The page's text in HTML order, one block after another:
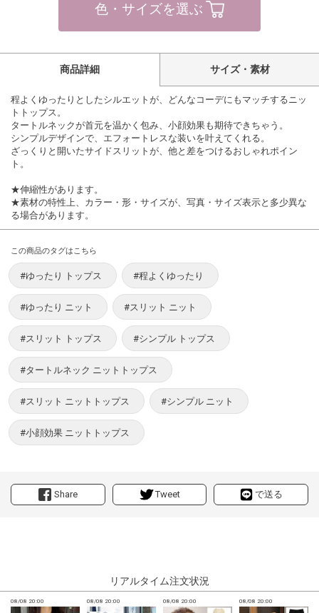
色・サイズを選ぶ
Share Tweet で送る
商品詳細 サイズ・素材
程よくゆったりとしたシルエットが、どんなコーデにもマッチするニッ
トトップス。
タートルネックが首元を温かく包み、小顔効果も期待できちゃう。
シンプルデザインで、エフォートレスな装いを叶えてくれる。
ざっくりと開いたサイドスリットが、他と差をつけるおしゃれポイン
ト。
★伸縮性があります。
★素材の特性上、カラー・形・サイズが、写真・サイズ表示と多少異な
る場合があります。
この商品のタグはこちら
#ゆったり トップス #程よくゆったり
#ゆったり ニット #スリット ニット
#スリット トップス #シンプル トップス
#タートルネック ニットトップス
#スリット ニットトップス #シンプル ニット
#小顔効果 ニットトップス
リアルタイム注文状況
08/08 20:00 08/08 20:00 08/08 20:00 08/08 20:00